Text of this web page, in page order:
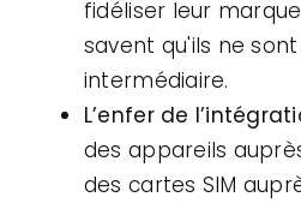
fidéliser leur
savent qu'ils ne
intermédiaire.
L’enfer de
des appareils
des cartes SIM